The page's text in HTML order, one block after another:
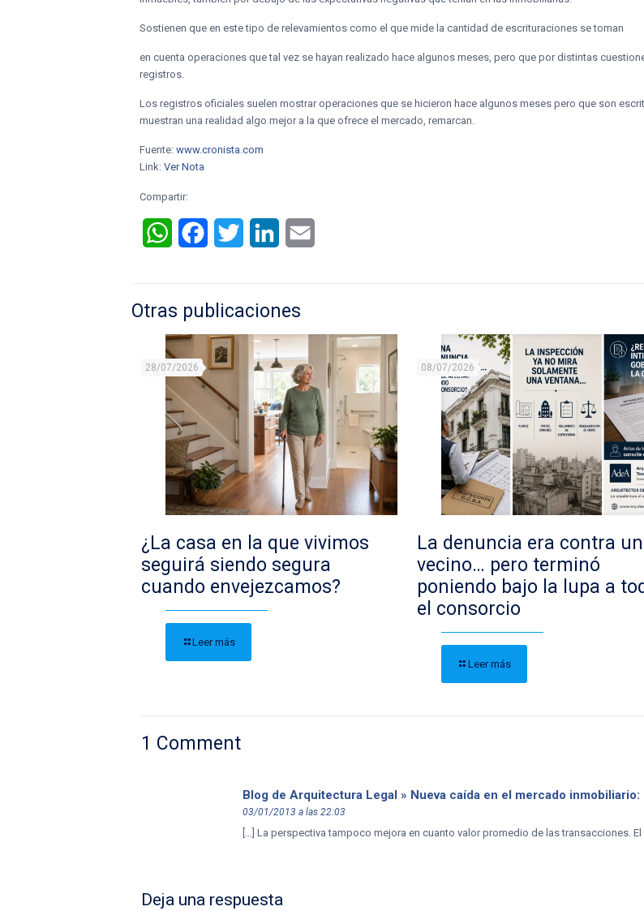
Sostienen que en este tipo de relevamientos como el que mide la cantidad de escrituraciones se toman
en cuenta operaciones que tal vez se hayan realizado hace algunos meses, pero que por distintas
registros.
Los registros oficiales suelen mostrar operaciones que se hicieron hace algunos meses pero que son
muestran una realidad algo mejor a la que ofrece el mercado, remarcan.
Fuente:www.cronista.com
Link:Ver Nota
Compartir:
WhatsAppFacebookTwitter LinkedIn
Otras publicaciones
28/07/2026
¿La casa en la que vivimos
seguirá siendo segura
cuando envejezcamos?
Leer más
08/07/2026
La denuncia era contra un
vecino… pero terminó
poniendo bajo la lupa a
el consorcio
Leer más
1 Comment
Blog de Arquitectura Legal » Nueva caída en el mercado
03/01/2013 a las 22:03
[…] La perspectiva tampoco mejora en cuanto valor promedio de las transacciones.
Deja una respuesta